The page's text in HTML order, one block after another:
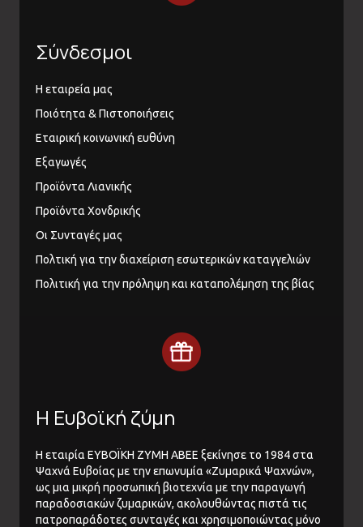
Σύνδεσμοι
Η εταιρεία μας
Ποιότητα & Πιστοποιήσεις
Εταιρική κοινωνική ευθύνη
Εξαγωγές
Προϊόντα Λιανικής
Προϊόντα Χονδρικής
Οι Συνταγές μας
Πολτική για την διαχείριση εσωτερικών καταγγελιών
Πολιτική για την πρόληψη και καταπολέμηση της βίας
Η Ευβοϊκή ζύμη
Η εταιρία ΕΥΒΟΪΚΗ ΖΥΜΗ ΑΒΕΕ ξεκίνησε το 1984 στα
Ψαχνά Ευβοίας με την επωνυμία «Ζυμαρικά Ψαχνών»,
ως μια μικρή προσωπική βιοτεχνία με την παραγωγή
παραδοσιακών ζυμαρικών, ακολουθώντας πιστά τις
πατροπαράδοτες συνταγές και χρησιμοποιώντας μόνο